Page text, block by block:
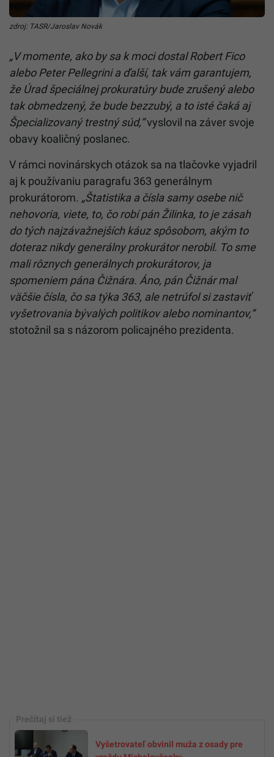
zdroj: TASR/Jaroslav Novák
„V momente, ako by sa k moci dostal Robert Fico
alebo Peter Pellegrini a ďalší, tak vám garantujem,
že Úrad špeciálnej prokuratúry bude zrušený alebo
tak obmedzený, že bude bezzubý, a to isté čaká aj
Špecializovaný trestný súd,“vyslovil na záver svoje
obavy koaličný poslanec.
V rámci novinárskych otázok sa na tlačovke vyjadril
aj k používaniu paragrafu 363 generálnym
prokurátorom. „Štatistika a čísla samy osebe nič
nehovoria, viete, to, čo robí pán Žilinka, to je zásah
do tých najzávažnejších káuz spôsobom, akým to
doteraz nikdy generálny prokurátor nerobil. To sme
mali rôznych generálnych prokurátorov, ja
spomeniem pána Čižnára. Áno, pán Čižnár mal
väčšie čísla, čo sa týka 363, ale netrúfol si zastaviť
vyšetrovania bývalých politikov alebo nominantov,“
stotožnil sa s názorom policajného prezidenta.
Vyšetrovateľ obvinil muža z osady pre